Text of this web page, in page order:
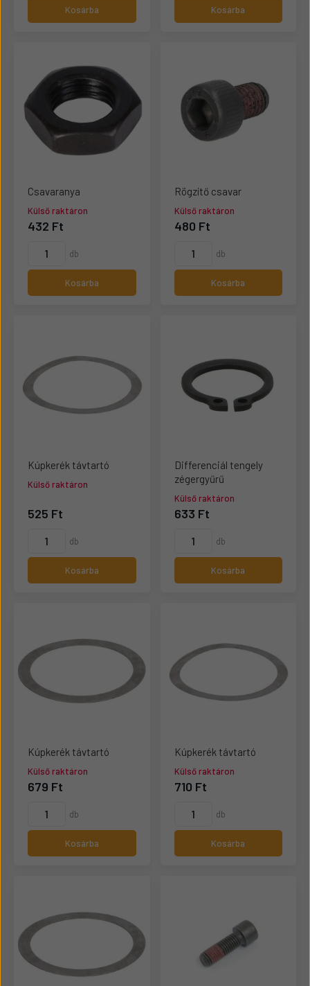
Kosárba Kosárba
Csavaranya
Külső raktáron
432 Ft
db
Kosárba
Rögzítő csavar
Külső raktáron
480 Ft
db
Kosárba
Kúpkerék távtartó
Külső raktáron
525 Ft
db
Kosárba
Differenciál tengely
zégergyűrű
Külső raktáron
633 Ft
db
Kosárba
Kúpkerék távtartó
Külső raktáron
679 Ft
db
Kosárba
Kúpkerék távtartó
Külső raktáron
710 Ft
db
Kosárba